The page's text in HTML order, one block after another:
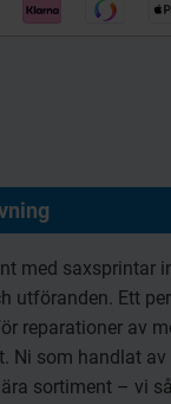
2.5kg
med saxsprintar
utföranden. Ett
reparationer av
Ni som handlat
sortiment – vi